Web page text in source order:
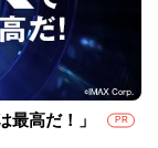
最高だ！」 PR